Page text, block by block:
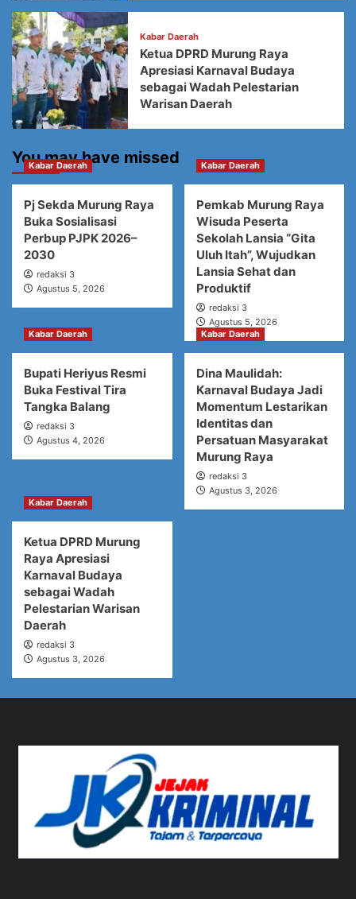
Kabar Daerah
Ketua DPRD Murung Raya
Apresiasi Karnaval Budaya
sebagai Wadah Pelestarian
Warisan Daerah
You may have missed
Kabar Daerah
Pj Sekda Murung Raya
Buka Sosialisasi
Perbup PJPK 2026–
2030
redaksi 3
Agustus 5, 2026
Kabar Daerah
Pemkab Murung Raya
Wisuda Peserta
Sekolah Lansia “Gita
Uluh Itah”, Wujudkan
Lansia Sehat dan
Produktif
redaksi 3
Agustus 5, 2026
Kabar Daerah
Bupati Heriyus Resmi
Buka Festival Tira
Tangka Balang
redaksi 3
Agustus 4, 2026
Kabar Daerah
Dina Maulidah:
Karnaval Budaya Jadi
Momentum Lestarikan
Identitas dan
Persatuan Masyarakat
Murung Raya
redaksi 3
Agustus 3, 2026
Kabar Daerah
Ketua DPRD Murung
Raya Apresiasi
Karnaval Budaya
sebagai Wadah
Pelestarian Warisan
Daerah
redaksi 3
Agustus 3, 2026